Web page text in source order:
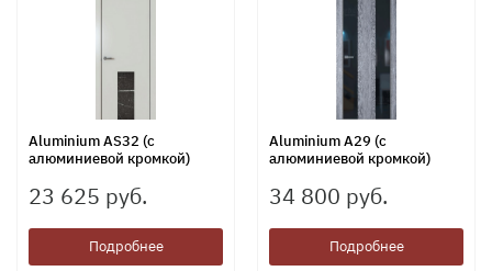
Aluminium АS32 (с
алюминиевой кромкой)
23 625 руб.
Подробнее
Aluminium А29 (с
алюминиевой кромкой)
34 800 руб.
Подробнее